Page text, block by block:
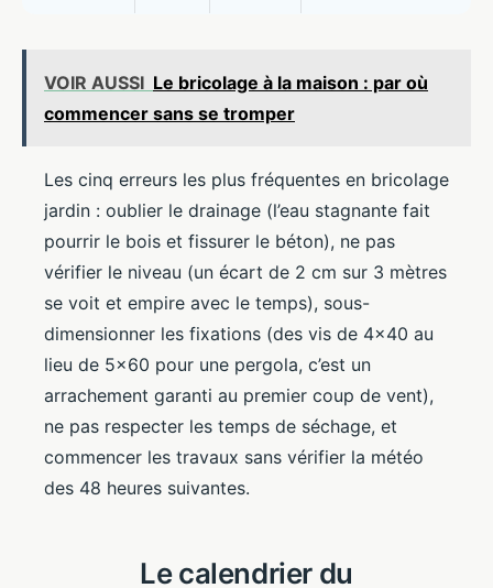
VOIR AUSSI Le bricolage à la maison : par où
commencer sans se tromper
Les cinq erreurs les plus fréquentes en bricolage
jardin : oublier le drainage (l’eau stagnante fait
pourrir le bois et fissurer le béton), ne pas
vérifier le niveau (un écart de 2 cm sur 3 mètres
se voit et empire avec le temps), sous-
dimensionner les fixations (des vis de 4×40 au
lieu de 5×60 pour une pergola, c’est un
arrachement garanti au premier coup de vent),
ne pas respecter les temps de séchage, et
commencer les travaux sans vérifier la météo
des 48 heures suivantes.
Le calendrier du